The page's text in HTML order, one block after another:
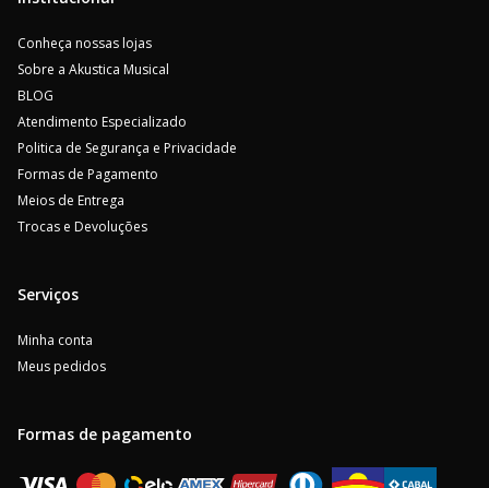
Conheça nossas lojas
Sobre a Akustica Musical
BLOG
Atendimento Especializado
Politica de Segurança e Privacidade
Formas de Pagamento
Meios de Entrega
Trocas e Devoluções
Serviços
Minha conta
Meus pedidos
Formas de pagamento